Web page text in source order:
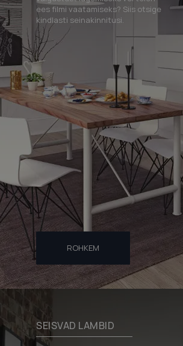
ees filmi vaatamiseks? Siis otsige
kindlasti seinakinnitusi.
ROHKEM
SEISVAD LAMBID